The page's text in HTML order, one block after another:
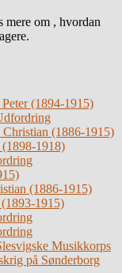
om , hvordan
(1894-1915)
(1886-1915)
1918)
(1886-1915)
1915)
Musikkorps
på Sønderborg